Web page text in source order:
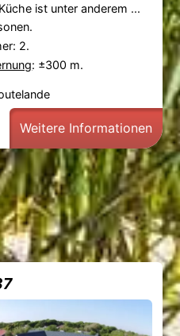
ist unter anderem ...
2.
: ±300 m.
Weitere Informationen